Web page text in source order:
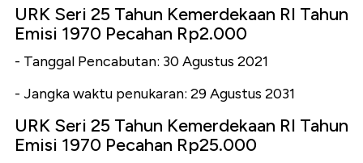
URK Seri 25 Tahun Kemerdekaan RI Tahun
Emisi 1970 Pecahan Rp2.000
- Tanggal Pencabutan: 30 Agustus 2021
- Jangka waktu penukaran: 29 Agustus 2031
URK Seri 25 Tahun Kemerdekaan RI Tahun
Emisi 1970 Pecahan Rp25.000